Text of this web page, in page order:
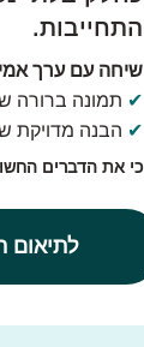
התחייבות.
שיחה עם ערך
✔ תמונה ברורה
✔ הבנה מדויקת
כי את הדברים
לתיאום